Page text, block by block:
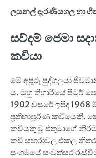
ලයනල් දැරණියගල හා
සව්දම් ජෙමා
කවියා
මේ අපූරු පුද්ගලයා
ය. ඔහු තිහාරියේ පීටර්
1902 වසරේ ඉපිද
ප්‍රතිභාපූර්ණ කවියෙකි.
කවියකු වූ එතුමාගේ
කවි සඟරාවල එකල
සංගමයේ සංවත්සර